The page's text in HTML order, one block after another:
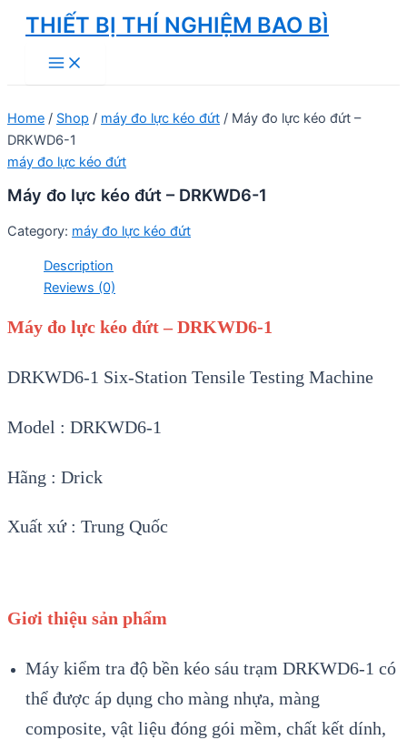
Skip
content
THIẾT BỊ THÍ NGHIỆM BAO BÌ
Main
Menu
Home / Shop / máy đo lực kéo đứt / Máy đo lực kéo đứt –
DRKWD6-1
máy đo lực kéo đứt
Máy đo lực kéo đứt – DRKWD6-1
Category: máy đo lực kéo đứt
Description
Reviews (0)
Máy đo lực kéo đứt – DRKWD6-1
DRKWD6-1 Six-Station Tensile Testing Machine
Model : DRKWD6-1
Hãng : Drick
Xuất xứ : Trung Quốc
Giơi thiệu sản phẩm
Máy kiểm tra độ bền kéo sáu trạm DRKWD6-1 có
thể được áp dụng cho màng nhựa, màng
composite, vật liệu đóng gói mềm, chất kết dính,